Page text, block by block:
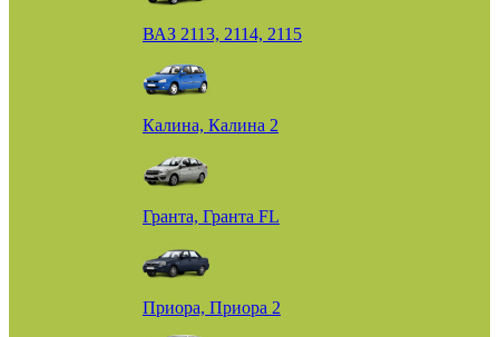
ВАЗ 2113, 2114, 2115
Калина, Калина 2
Гранта, Гранта FL
Приора, Приора 2